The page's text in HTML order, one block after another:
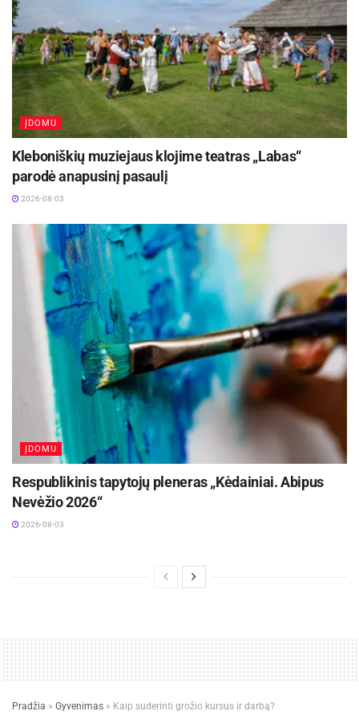
ĮDOMU
Kleboniškių muziejaus klojime teatras „Labas“
parodė anapusinį pasaulį
2026-08-03
ĮDOMU
Respublikinis tapytojų pleneras „Kėdainiai. Abipus
Nevėžio 2026“
2026-08-03
Pradžia » Gyvenimas » Kaip suderinti grožio kursus ir darbą?